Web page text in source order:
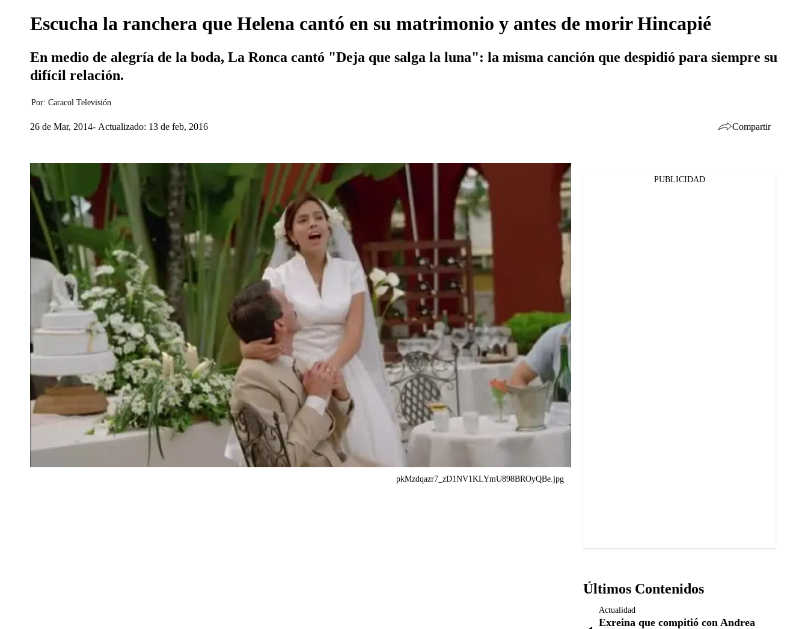
Escucha la ranchera que Helena cantó en su matrimonio y antes de morir Hincapié
En medio de alegría de la boda, La Ronca cantó "Deja que salga la luna": la misma canción que despidió para siempre su
difícil relación.
Por: Caracol Televisión
26 de Mar, 2014 Actualizado: 13 de feb, 2016 Compartir
Facebook
Whatsapp
pkMzdqazr7_zD1NV1KLYmU898BROyQBe.jpg
PUBLICIDAD
Últimos Contenidos
Actualidad
Exreina que compitió con Andrea